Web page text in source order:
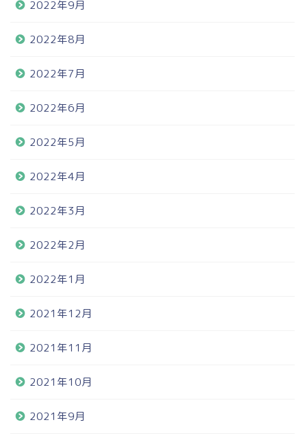
2022年9月
2022年8月
2022年7月
2022年6月
2022年5月
2022年4月
2022年3月
2022年2月
2022年1月
2021年12月
2021年11月
2021年10月
2021年9月